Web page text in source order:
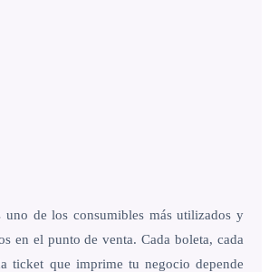
uno de los consumibles más utilizados y
en el punto de venta. Cada boleta, cada
ticket que imprime tu negocio depende